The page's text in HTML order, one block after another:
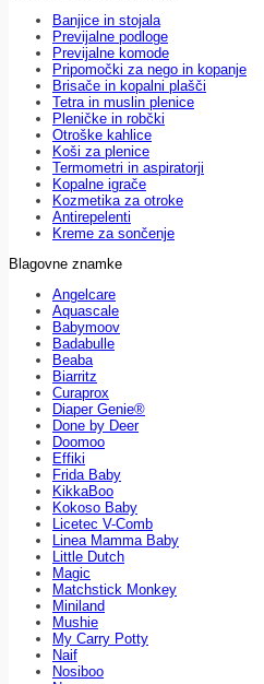
Banjice in stojala
Previjalne podloge
Previjalne komode
Pripomočki za nego in kopanje
Brisače in kopalni plašči
Tetra in muslin plenice
Pleničke in robčki
Otroške kahlice
Koši za plenice
Termometri in aspiratorji
Kopalne igrače
Kozmetika za otroke
Antirepelenti
Kreme za sončenje
Blagovne znamke
Angelcare
Aquascale
Babymoov
Badabulle
Beaba
Biarritz
Curaprox
Diaper Genie®
Done by Deer
Doomoo
Effiki
Frida Baby
KikkaBoo
Kokoso Baby
Licetec V-Comb
Linea Mamma Baby
Little Dutch
Magic
Matchstick Monkey
Miniland
Mushie
My Carry Potty
Naif
Nosiboo